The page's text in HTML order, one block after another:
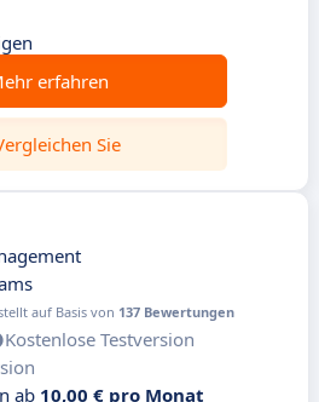
erfahren
Sie
auf Basis von 137 Bewertungen
Kostenlose Testversion
ab 10,00 € pro Monat